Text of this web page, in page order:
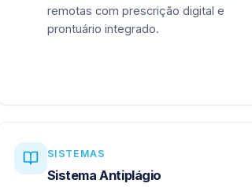
remotas com prescrição digital e
prontuário integrado.
SISTEMAS
Sistema Antiplágio